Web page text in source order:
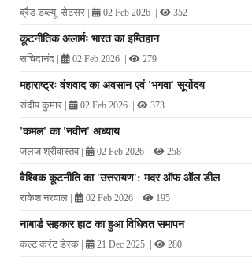
ब्रैड डब्ल्यू. सेटसर | 02 Feb 2026 | 352
कूटनीतिक अलार्मः भारत का इम्तिहान
सचिदानंद | 02 Feb 2026 | 279
महाराष्ट्रः वंशवाद का अवसान एवं 'भगवा' सूर्योदय
संदीप कुमार | 02 Feb 2026 | 373
'कमल' का 'नवीन' अध्याय
जलज श्रीवास्तव| 02 Feb 2026 | 258
वैश्विक कूटनीति का 'उत्तरायण': मदर ऑफ ऑल डील
राकेश नरवाल | 02 Feb 2026 | 195
नाबार्ड सहकार हाट का हुआ विधिवत समापन
कल्ट करंट डेस्क | 21 Dec 2025 | 280